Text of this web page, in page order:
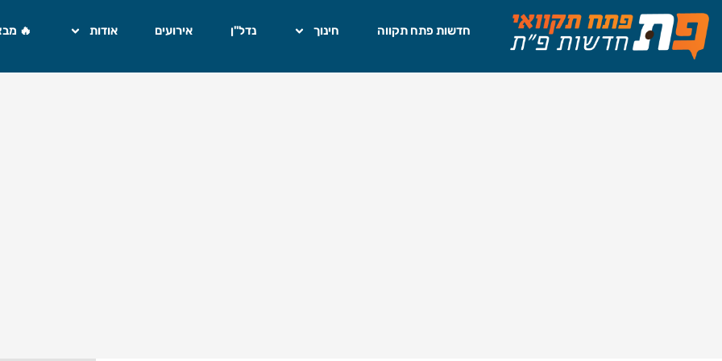
חדשות פתח תקווה חינוך נדל"ן אירועים אודות 🔥